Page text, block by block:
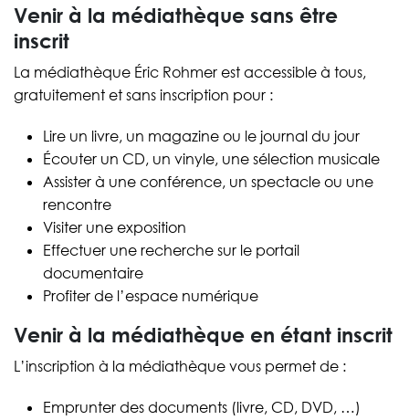
Venir à la médiathèque sans être
inscrit
La médiathèque Éric Rohmer est accessible à tous,
gratuitement et sans inscription pour :
Lire un livre, un magazine ou le journal du jour
Écouter un CD, un vinyle, une sélection musicale
Assister à une conférence, un spectacle ou une
rencontre
Visiter une exposition
Effectuer une recherche sur le portail
documentaire
Profiter de l’espace numérique
Venir à la médiathèque en étant inscrit
L’inscription à la médiathèque vous permet de :
Emprunter des documents (livre, CD, DVD, …)